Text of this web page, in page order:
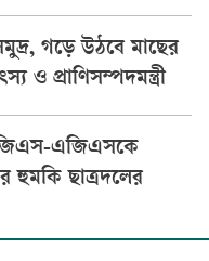
গড়ে উঠবে মাছের
ও প্রাণিসম্পদমন্ত্রী
এজিএসকে
হুমকি ছাত্রদলের